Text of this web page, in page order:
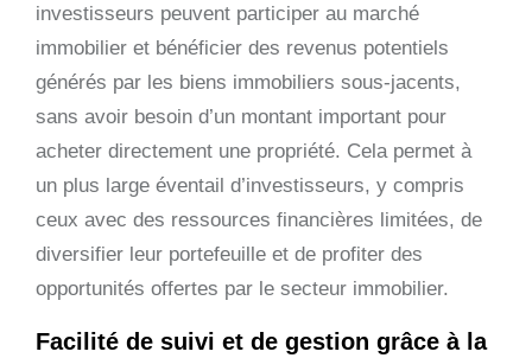
investisseurs peuvent participer au marché
immobilier et bénéficier des revenus potentiels
générés par les biens immobiliers sous-jacents,
sans avoir besoin d’un montant important pour
acheter directement une propriété. Cela permet à
un plus large éventail d’investisseurs, y compris
ceux avec des ressources financières limitées, de
diversifier leur portefeuille et de profiter des
opportunités offertes par le secteur immobilier.
Facilité de suivi et de gestion grâce à la